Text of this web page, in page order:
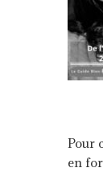
Pour
en